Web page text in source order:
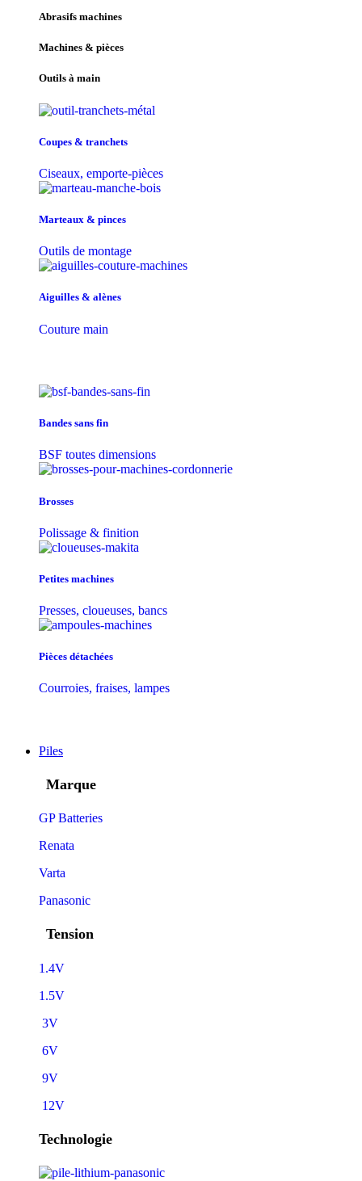
Abrasifs machines
Machines & pièces
Outils à main
Coupes & tranchets
Ciseaux, emporte-pièces
Marteaux & pinces
Outils de montage
Aiguilles & alènes
Couture main
Bandes sans fin
BSF toutes dimensions
Brosses
Polissage & finition
Petites machines
Presses, cloueuses, bancs
Pièces détachées
Courroies, fraises, lampes
Piles
Marque
GP Batteries
Renata
Varta
Panasonic
Tension
1.4V
1.5V
3V
6V
9V
12V
Technologie